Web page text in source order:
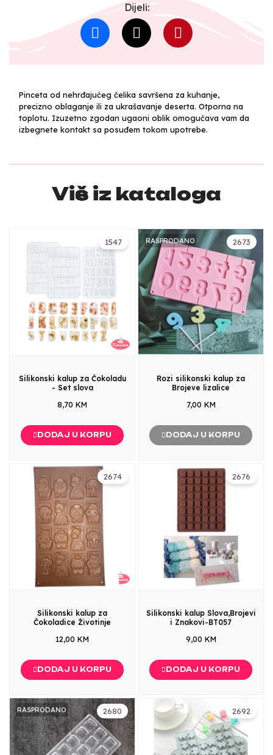
Dijeli:
Pinceta od nehrđajućeg čelika savršena za kuhanje,
precizno oblaganje ili za ukrašavanje deserta. Otporna na
toplotu. Izuzetno zgodan ugaoni oblik omogućava vam da
izbegnete kontakt sa posuđem tokom upotrebe.
Više iz kataloga
1547
Silikonski kalup za Čokoladu
- Set slova
8,70 KM
DODAJ U KORPU
2673
RASPRODANO
Rozi silikonski kalup za
Brojeve lizalice
7,00 KM
DODAJ U KORPU
2674
Silikonski kalup za
Čokoladice Životinje
12,00 KM
DODAJ U KORPU
2676
Silikonski kalup Slova,Brojevi
i Znakovi-BT057
9,00 KM
DODAJ U KORPU
2680
RASPRODANO 2692